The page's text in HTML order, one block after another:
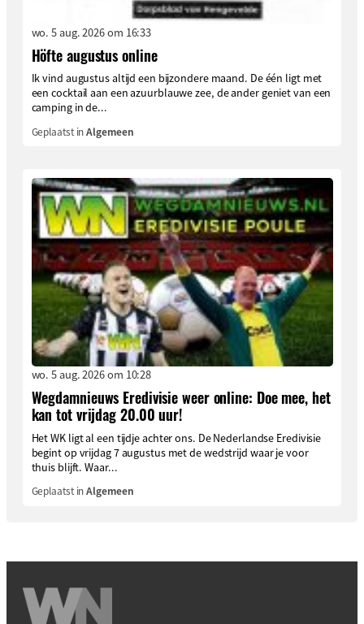
wo. 5 aug. 2026 om 16:33
Höfte augustus online
Ik vind augustus altijd een bijzondere maand. De één ligt met
een cocktail aan een azuurblauwe zee, de ander geniet van een
camping in de...
Geplaatst inAlgemeen
wo. 5 aug. 2026 om 10:28
Wegdamnieuws Eredivisie weer online: Doe mee, het
kan tot vrijdag 20.00 uur!
Het WK ligt al een tijdje achter ons. De Nederlandse Eredivisie
begint op vrijdag 7 augustus met de wedstrijd waar je voor
thuis blijft. Waar...
Geplaatst inAlgemeen